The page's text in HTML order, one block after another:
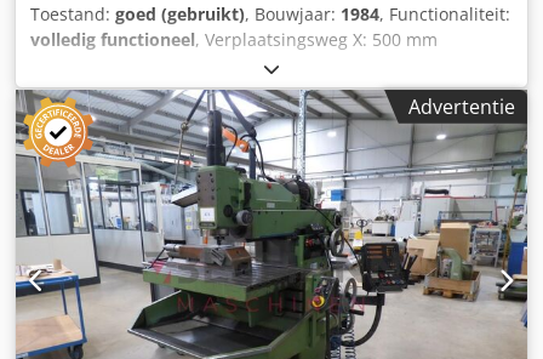
Toestand: goed (gebruikt), Bouwjaar: 1984, Functionaliteit:
volledig functioneel, Verplaatsingsweg X: 500 mm
Verplaatsingsweg Y: 400 mm Verplaatsingsweg Z: 400 mm
Toerental: 31,5 – 2000 omw/min Gereedschapshouder: SK
40 met S20x2 aansluitdraad Tafeltype: vaste tafel
Tafeloppervlak: 700 x 330 mm Gewicht: 1600 kg Djdpfx Aozi
Uy Ujggjkr Afmetingen: ca. 1700 x 1300 x 1900 mm Lak: RAL
6011 Resedagroen Digitale uitlezing: 3-assen HEIDENHAIN
Accessoires: centrale smering, druipbak, overige
accessoires op aanvraag
Advertentie